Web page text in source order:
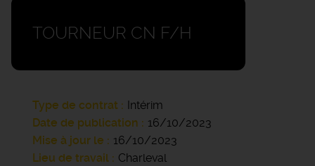
TOURNEUR CN F/H
Type de contrat
Intérim
Date de publication
16/10/2023
Mise à jour le
16/10/2023
Lieu de travail
Charleval